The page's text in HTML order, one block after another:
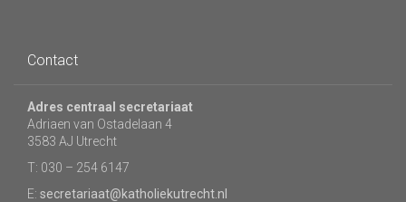
Contact
Adres centraal secretariaat
Adriaen van Ostadelaan 4
3583 AJ Utrecht
T: 030 – 254 6147
E: secretariaat@katholiekutrecht.nl